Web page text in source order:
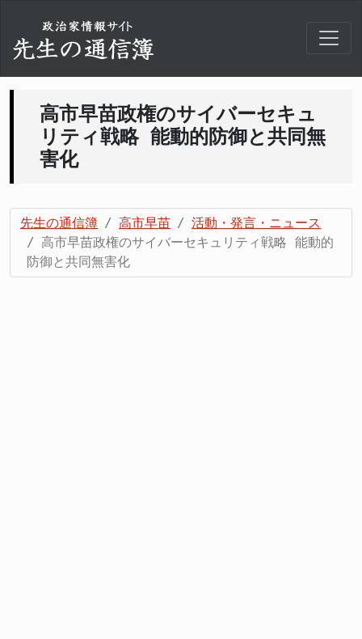
高市早苗政権のサイバーセキュ
リティ戦略 能動的防御と共同無
害化
先生の通信簿 高市早苗
活動・発言・ニュース
高市早苗政権のサイバーセキュリティ戦略 能動的
防御と共同無害化